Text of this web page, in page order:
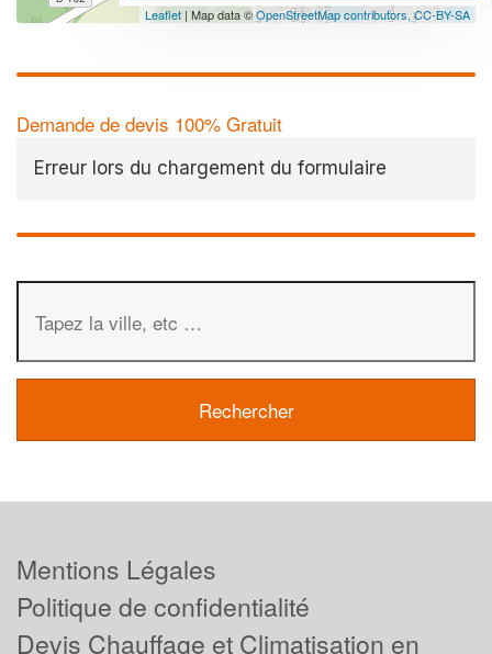
Leaflet | Map data ©OpenStreetMap contributors,CC-BY-SA
Demande de devis 100% Gratuit
Erreur lors du chargement du formulaire
Mentions Légales
Politique de confidentialité
Devis Chauffage et Climatisation en